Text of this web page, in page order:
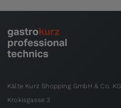
Kälte Kurz Shopping GmbH & Co. KG
Krokisgasse 3